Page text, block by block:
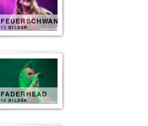
FEUERSCHWANZ
13 BILDER
FADERHEAD
10 BILDER